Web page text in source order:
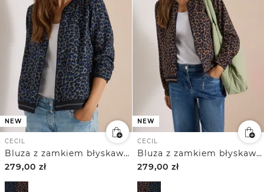
NEW
CECIL
Bluza z zamkiem błyskawicznnym i wzorem w panterkę
279,00 zł
NEW
CECIL
Bluza z zamkiem błyskawicznnym i wzorem w panterkę
279,00 zł